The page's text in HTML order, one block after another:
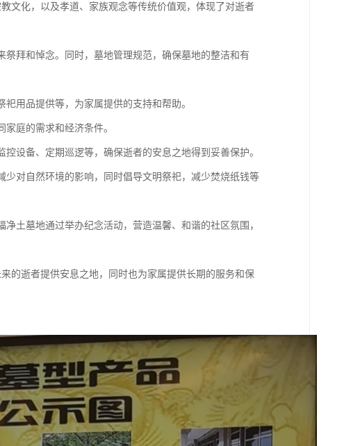
文化，以及孝道、家族观念等传统价值观，体现了对逝者
拜和悼念。同时，墓地管理规范，确保墓地的整洁和有
用品提供等，为家属提供的支持和帮助。
庭的需求和经济条件。
设备、定期巡逻等，确保逝者的安息之地得到妥善保护。
对自然环境的影响，同时倡导文明祭祀，减少焚烧纸钱等
土墓地通过举办纪念活动，营造温馨、和谐的社区氛围，
的逝者提供安息之地，同时也为家属提供长期的服务和保